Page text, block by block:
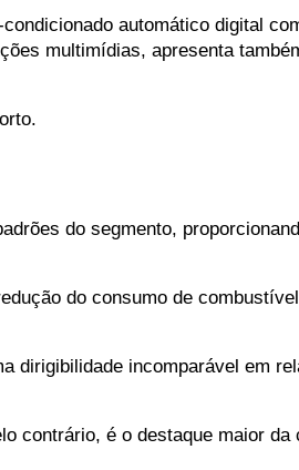
automático digital
multimídias, apresenta
do segmento,
do consumo de
dirigibilidade incomparável em
contrário, é o destaque maior da